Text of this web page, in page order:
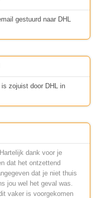
gestuurd naar DHL
zojuist door DHL in
dank voor je
dat het ontzettend
dat je niet thuis
jou wel het geval was.
vaker is voorgekomen